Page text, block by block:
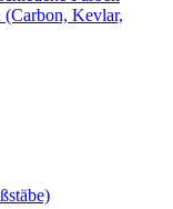
(Carbon, Kevlar,